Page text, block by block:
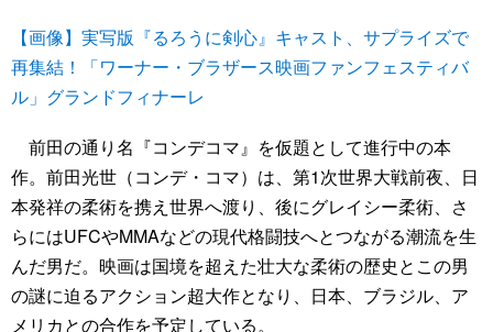
【画像】実写版『るろうに剣心』キャスト、サプライズで
再集結！「ワーナー・ブラザース映画ファンフェスティバ
ル」グランドフィナーレ
前田の通り名『コンデコマ』を仮題として進行中の本
作。前田光世（コンデ・コマ）は、第1次世界大戦前夜、日
本発祥の柔術を携え世界へ渡り、後にグレイシー柔術、さ
らにはUFCやMMAなどの現代格闘技へとつながる潮流を生
んだ男だ。映画は国境を超えた壮大な柔術の歴史とこの男
の謎に迫るアクション超大作となり、日本、ブラジル、ア
メリカとの合作を予定している。